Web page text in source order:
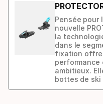
Pensée pour
nouvelle
la
dans le
fixation offre
performance
ambitieux.
bottes de ski